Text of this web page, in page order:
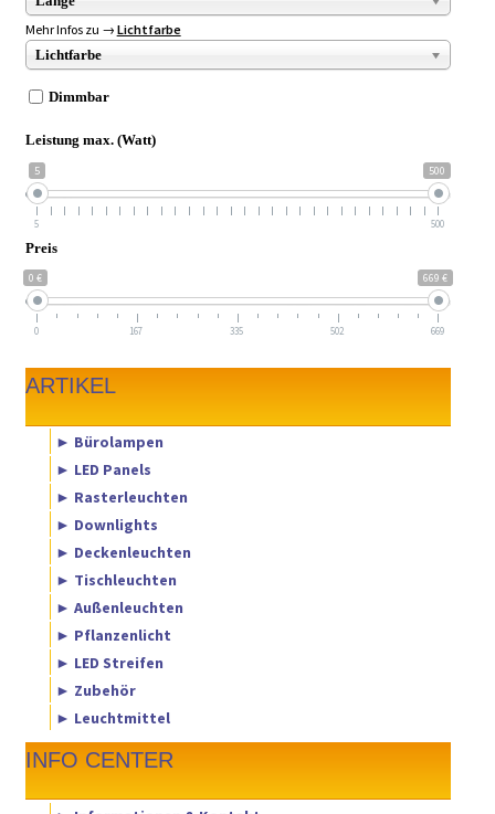
Mehr Infos zu → Lichtfarbe
Lichtfarbe
Dimmbar
Leistung max. (Watt)
5 500
5 500
Preis
0 € 669 €
0 167 335 502 669
ARTIKEL
► Bürolampen
► LED Panels
► Rasterleuchten
► Downlights
► Deckenleuchten
► Tischleuchten
► Außenleuchten
► Pflanzenlicht
► LED Streifen
► Zubehör
► Leuchtmittel
INFO CENTER